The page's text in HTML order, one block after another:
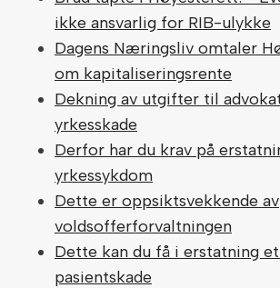
ikke ansvarlig for RIB-ulykke
Dagens Næringsliv omtaler
om kapitaliseringsrente
Dekning av utgifter til
yrkesskade
Derfor har du krav på
yrkessykdom
Dette er oppsiktsvekkende av
voldsofferforvaltningen
Dette kan du få i erstatning
pasientskade